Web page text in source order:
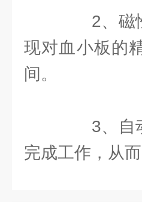
2、磁性
现对血小板的
间。
3、自动
完成工作，从